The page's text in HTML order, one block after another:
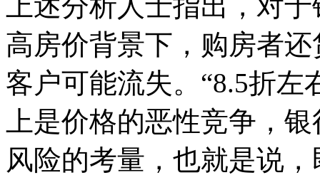
高房价背景下，购房者
客户可能流失。“8.5折
上是价格的恶性竞争，
风险的考量，也就是说